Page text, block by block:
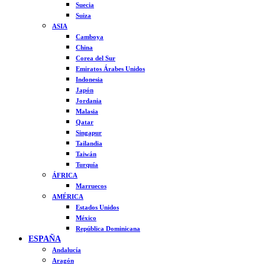
Suecia
Suiza
ASIA
Camboya
China
Corea del Sur
Emiratos Árabes Unidos
Indonesia
Japón
Jordania
Malasia
Qatar
Singapur
Tailandia
Taiwán
Turquía
ÁFRICA
Marruecos
AMÉRICA
Estados Unidos
México
República Dominicana
ESPAÑA
Andalucía
Aragón